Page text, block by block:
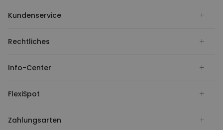
Kundenservice
Rechtliches
Info-Center
FlexiSpot
Zahlungsarten